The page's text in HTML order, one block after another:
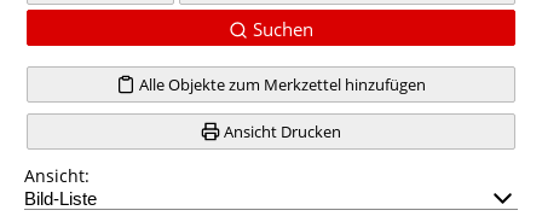
Suchen
Alle Objekte zum Merkzettel hinzufügen
Ansicht Drucken
Ansicht: